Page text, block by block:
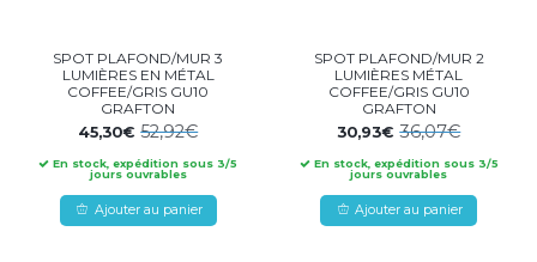
SPOT PLAFOND/MUR 3
LUMIÈRES EN MÉTAL
COFFEE/GRIS GU10
GRAFTON
45,30€52,92€
En stock, expédition sous 3/5
jours ouvrables
Ajouter au panier
SPOT PLAFOND/MUR 2
LUMIÈRES MÉTAL
COFFEE/GRIS GU10
GRAFTON
30,93€36,07€
En stock, expédition sous 3/5
jours ouvrables
Ajouter au panier